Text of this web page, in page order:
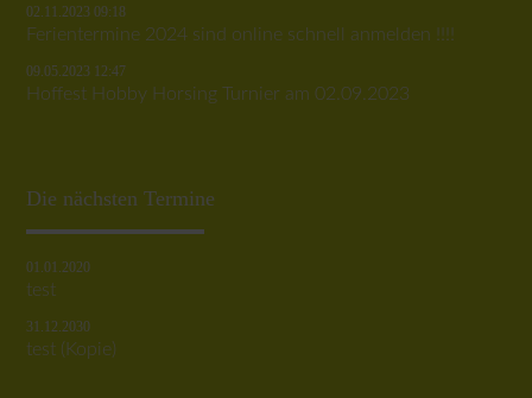
02.11.2023 09:18
Ferientermine 2024 sind online schnell anmelden !!!!
09.05.2023 12:47
Hoffest Hobby Horsing Turnier am 02.09.2023
Die nächsten Termine
01.01.2020
test
31.12.2030
test (Kopie)